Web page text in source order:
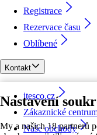
Nastavení
My a našich 18 partnerů
Registrace
Rezervace času
Oblíbené
Kontakt
itesco.cz
Zákaznické
Naše obchody